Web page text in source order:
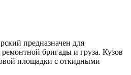
предназначен для
бригады и груза. Кузов
площадки с откидными